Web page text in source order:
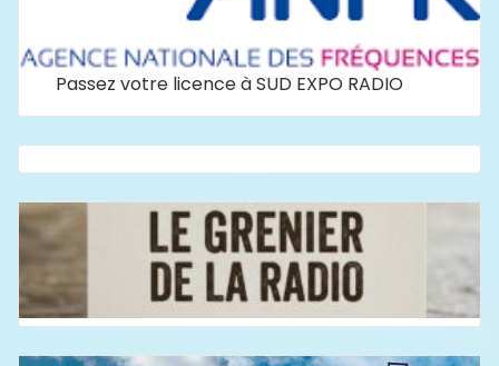
Passez votre licence à SUD EXPO RADIO